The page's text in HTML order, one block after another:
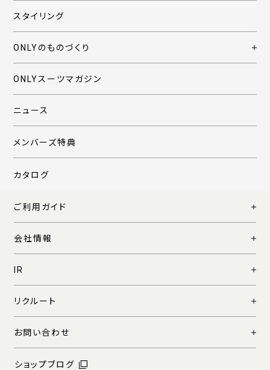
スタイリング
ONLYのものづくり
ONLYスーツマガジン
ニュース
メンバーズ特典
カタログ
ご利用ガイド
会社情報
IR
リクルート
お問い合わせ
ショップブログ